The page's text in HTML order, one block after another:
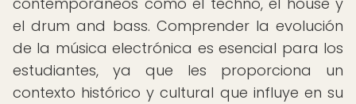
el drum and bass. Comprender la evolución
de la música electrónica es esencial para los
estudiantes, ya que les proporciona un
contexto histórico y cultural que influye en su